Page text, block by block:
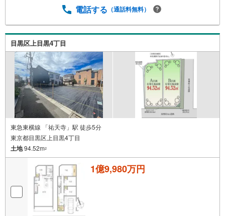
電話する （通話料無料）
目黒区上目黒4丁目
東急東横線 「祐天寺」駅 徒歩5分
東京都目黒区上目黒4丁目
土地94.52m2
1億9,980万円